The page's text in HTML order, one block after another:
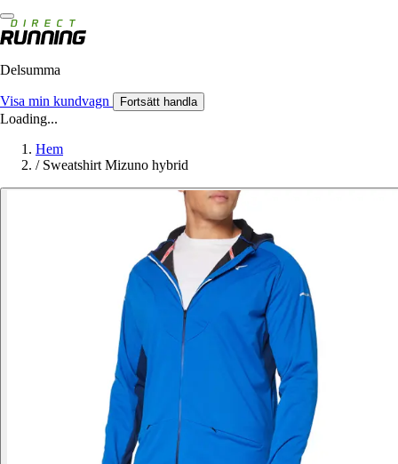
Delsumma
Visa min kundvagn Fortsätt handla
Loading...
Hem
/ Sweatshirt Mizuno hybrid